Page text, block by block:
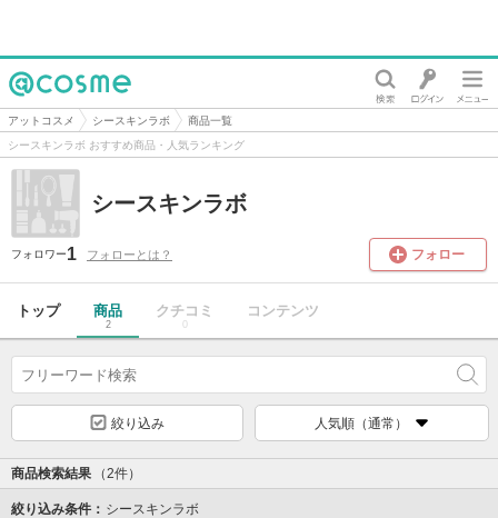
@cosme
アットコスメ シースキンラボ
商品一覧
シースキンラボ おすすめ商品・人気ランキング
シースキンラボ
フォロワー1 フォローとは？ フォロー
トップ 商品
2
クチコミ
0
コンテンツ
絞り込み 人気順（通常）
商品検索結果 （2件）
絞り込み条件： シースキンラボ